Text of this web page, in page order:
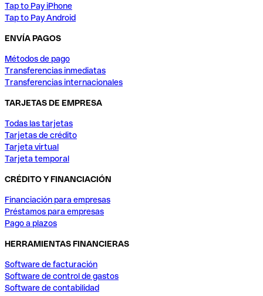
Tap to Pay iPhone
Tap to Pay Android
ENVÍA PAGOS
Métodos de pago
Transferencias inmediatas
Transferencias internacionales
TARJETAS DE EMPRESA
Todas las tarjetas
Tarjetas de crédito
Tarjeta virtual
Tarjeta temporal
CRÉDITO Y FINANCIACIÓN
Financiación para empresas
Préstamos para empresas
Pago a plazos
HERRAMIENTAS FINANCIERAS
Software de facturación
Software de control de gastos
Software de contabilidad